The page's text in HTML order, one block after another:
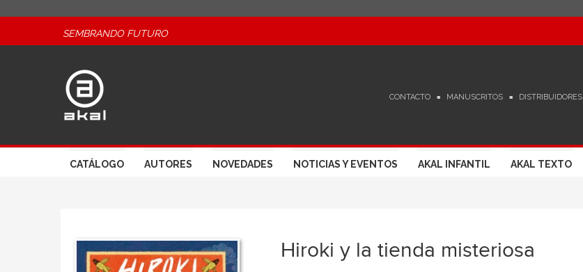
SEMBRANDO FUTURO
CONTACTO MANUSCRITOS DISTRIBUIDORES
CATÁLOGO AUTORES NOVEDADES NOTICIAS Y EVENTOS AKAL INFANTIL AKAL TEXTO
Hiroki y la tienda misteriosa